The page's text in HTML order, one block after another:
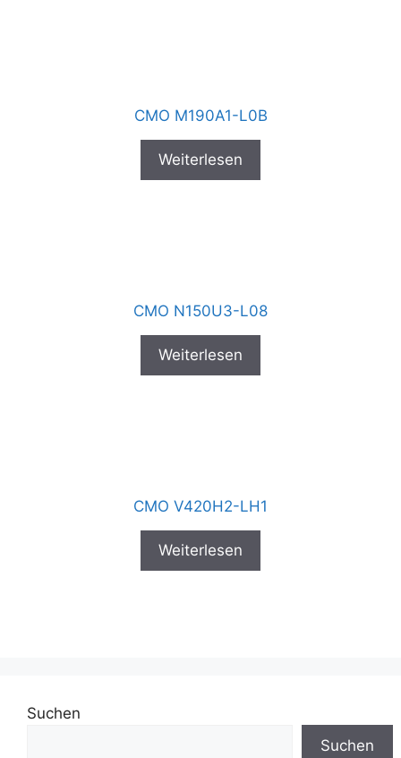
CMO M190A1-L0B
Weiterlesen
CMO N150U3-L08
Weiterlesen
CMO V420H2-LH1
Weiterlesen
Suchen
Suchen